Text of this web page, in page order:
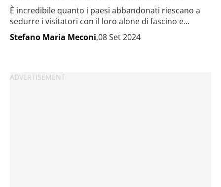
È incredibile quanto i paesi abbandonati riescano a
sedurre i visitatori con il loro alone di fascino e...
Stefano Maria Meconi,08 Set 2024